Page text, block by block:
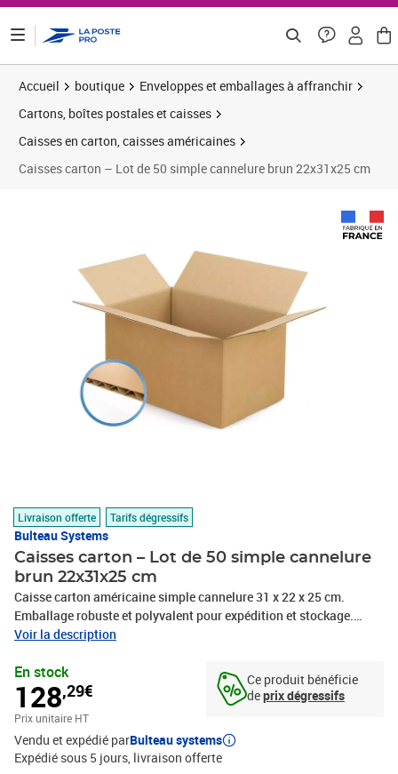
Accueil boutique
Enveloppes et emballages à affranchir
Cartons, boîtes postales et caisses
Caisses en carton, caisses américaines
Caisses carton – Lot de 50 simple cannelure brun 22x31x25 cm
Livraison offerte Tarifs dégressifs
Bulteau Systems
Caisses carton – Lot de 50 simple cannelure
brun 22x31x25 cm
Caisse carton américaine simple cannelure 31 x 22 x 25 cm.
Emballage robuste et polyvalent pour expédition et stockage.
Idéale pour produits légers à moyens. Montage rapide, livrée à
logistiques avec notre caisse carton américaine simple cannelure
aux dimensions précises de 31 x 22 x 25 cm. Ce modèle standard
offre une solution d'emballage économique et efficace pour vos
produits légers à moyennement lourds.Fabriquée en carton ondulé
simple cannelure, cette caisse allie légèreté et résistance, assurant
une protection fiable durant le transport et le stockage. Sa
Voir la description
En stock
128,29€
Prix unitaire HT
Vendu et expédié parBulteau systems
Expédié sous 5 jours livraison offerte
Ce produit bénéficie
deprix dégressifs